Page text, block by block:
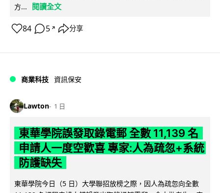
方...
閱讀全文
84 5 ↗ 分享
商業科技 資訊保安
Lawton 1 日
東華學院誤發取錄電郵 全數 11,139 名
申請人一度空歡喜 專家:人為疏忽+系統
防護缺失
東華學院今日（5 日）大學聯招放榜之際，因人為疏忽向全數